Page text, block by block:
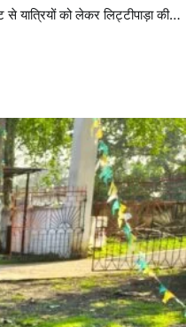
यात्रियों को लेकर लिट्टीपाड़ा की…